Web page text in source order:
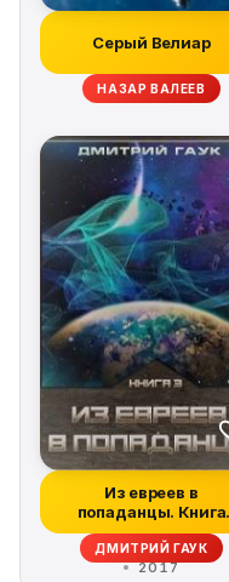
Серый Велиар
НАЗАР ВАЛЕЕВ
Из евреев в
попаданцы. Книга
третья
ДМИТРИЙ ГАУК
2017